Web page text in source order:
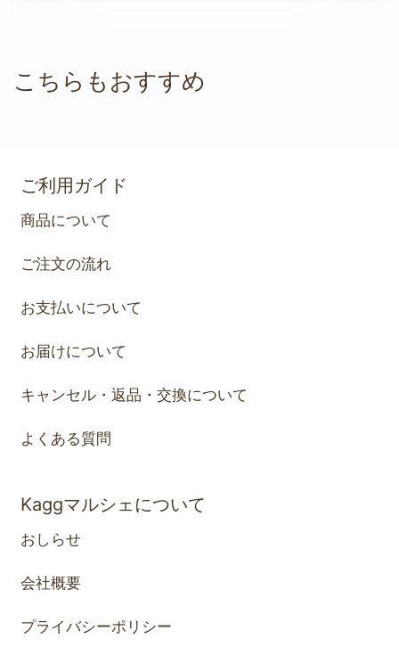
こちらもおすすめ
ご利用ガイド
商品について
ご注文の流れ
お支払いについて
お届けについて
キャンセル・返品・交換について
よくある質問
Kaggマルシェについて
おしらせ
会社概要
プライバシーポリシー